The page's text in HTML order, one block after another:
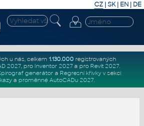
CZ | SK| EN | DE
u nás, celkem 1.130.000registrovaných
2027, pro Inventor 2027a pro Revit 2027.
generátor a Regresní křivkyv sekci
a proměnné AutoCADu 2027.